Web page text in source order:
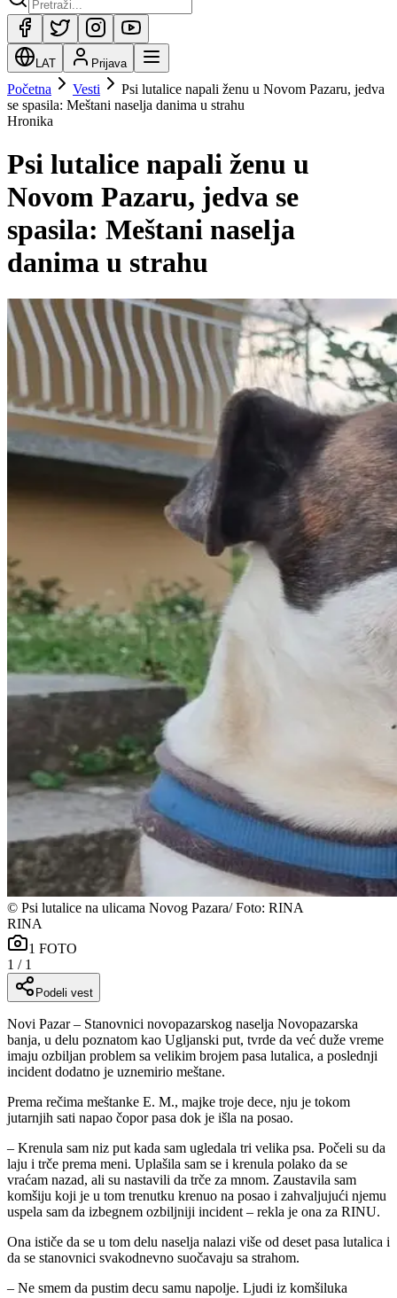
LAT Prijava
Početna Vesti
Psi lutalice napali ženu u Novom Pazaru, jedva
se spasila: Meštani naselja danima u strahu
Hronika
Psi lutalice napali ženu u
Novom Pazaru, jedva se
spasila: Meštani naselja
danima u strahu
© Psi lutalice na ulicama Novog Pazara/ Foto: RINA
RINA
1 FOTO
1 / 1
Podeli vest
Novi Pazar – Stanovnici novopazarskog naselja Novopazarska
banja, u delu poznatom kao Ugljanski put, tvrde da već duže vreme
imaju ozbiljan problem sa velikim brojem pasa lutalica, a poslednji
incident dodatno je uznemirio meštane.
Prema rečima meštanke E. M., majke troje dece, nju je tokom
jutarnjih sati napao čopor pasa dok je išla na posao.
– Krenula sam niz put kada sam ugledala tri velika psa. Počeli su da
laju i trče prema meni. Uplašila sam se i krenula polako da se
vraćam nazad, ali su nastavili da trče za mnom. Zaustavila sam
komšiju koji je u tom trenutku krenuo na posao i zahvaljujući njemu
uspela sam da izbegnem ozbiljniji incident – rekla je ona za RINU.
Ona ističe da se u tom delu naselja nalazi više od deset pasa lutalica i
da se stanovnici svakodnevno suočavaju sa strahom.
– Ne smem da pustim decu samu napolje. Ljudi iz komšiluka